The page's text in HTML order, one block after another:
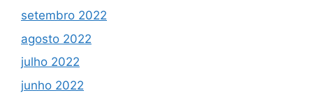
setembro 2022
agosto 2022
julho 2022
junho 2022